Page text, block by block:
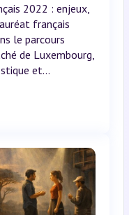
2022 : enjeux,
français
le parcours
de Luxembourg,
et...